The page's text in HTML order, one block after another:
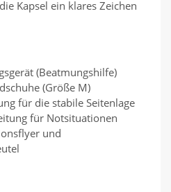
Kapsel ein klares Zeichen
(Beatmungshilfe)
(Größe M)
für die stabile Seitenlage
für Notsituationen
und